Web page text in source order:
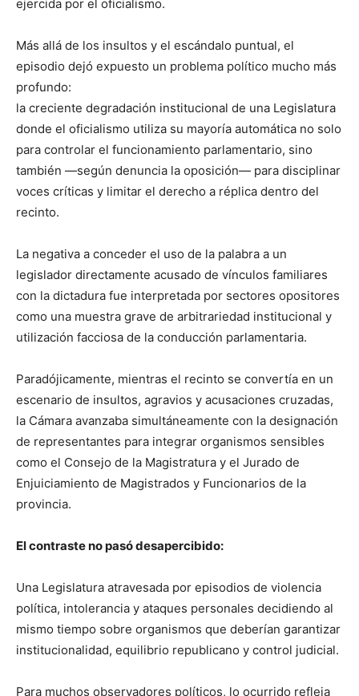
ejercida por el oficialismo.
Más allá de los insultos y el escándalo puntual, el
episodio dejó expuesto un problema político mucho más
profundo:
la creciente degradación institucional de una Legislatura
donde el oficialismo utiliza su mayoría automática no solo
para controlar el funcionamiento parlamentario, sino
también —según denuncia la oposición— para disciplinar
voces críticas y limitar el derecho a réplica dentro del
recinto.
La negativa a conceder el uso de la palabra a un
legislador directamente acusado de vínculos familiares
con la dictadura fue interpretada por sectores opositores
como una muestra grave de arbitrariedad institucional y
utilización facciosa de la conducción parlamentaria.
Paradójicamente, mientras el recinto se convertía en un
escenario de insultos, agravios y acusaciones cruzadas,
la Cámara avanzaba simultáneamente con la designación
de representantes para integrar organismos sensibles
como el Consejo de la Magistratura y el Jurado de
Enjuiciamiento de Magistrados y Funcionarios de la
provincia.
El contraste no pasó desapercibido:
Una Legislatura atravesada por episodios de violencia
política, intolerancia y ataques personales decidiendo al
mismo tiempo sobre organismos que deberían garantizar
institucionalidad, equilibrio republicano y control judicial.
Para muchos observadores políticos, lo ocurrido refleja